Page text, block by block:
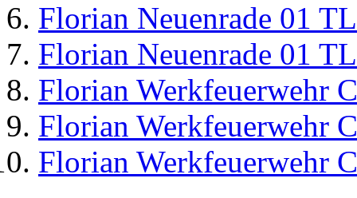
Florian Neuenrade 01
Florian Neuenrade 01
Florian Werkfeuerwehr
Florian Werkfeuerwehr
Florian Werkfeuerwehr